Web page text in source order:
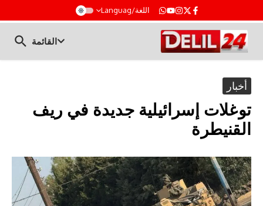
اللغة/Languag
القائمة
أخبار
توغلات إسرائيلية جديدة في ريف
القنيطرة